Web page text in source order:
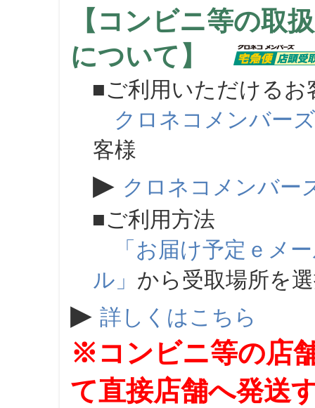
【コンビニ等の取
について】
■ご利用いただけるお
クロネコメンバーズ
客様
▶ クロネコメンバー
■ご利用方法
「お届け予定ｅメ
ル」 から受取場所を
▶ 詳しくはこちら
※コンビニ等の店
て直接店舗へ発送